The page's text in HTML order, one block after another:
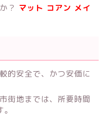
？ マット コアン メイ
的安全で、かつ安価に
街地までは、所要時間